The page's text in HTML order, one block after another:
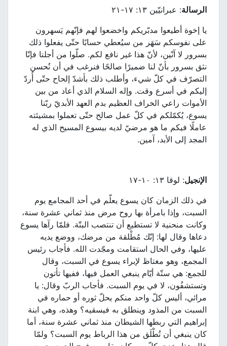
الرسالة: عبرانيّين ١٣: ١٧-٢١
يا إخوة أطيعوا مدبّريكم واخضعوا لهم فإنّهم يَسهرون
على نفوسكم سَهَر من سيُعطي حسابًا حتّى يفعلوا ذلك
بسرور لا آنّين، لأنّ هذا غير نافع لكم. صلّوا من أجلنا فإنّا
نثق بسرور بأنّ لنا ضميرًا صالحًا فنرغب في أن نُحسن
التصرّف في كلّ شيء، وأطلب ذلك بأشدّ إلحاح حتّى أُردّ
إليكم في أسرع وقت. وإله السلام الذي أعاد من بين
الأموات راعي الخراف العظيم بدم العهد الأبديّ ربّنا
يسوع، يُكمّلكم في كلّ عمل صالح حتّى تعملوا بمشيئته
عاملًا فيكم ما هو مرضيّ لديه بيسوع المسيح الذي له
المجد إلى الأبد، آمين.
الإنجيل: لوقا ١٣: ١٠-١٧
في ذلك الزمان كان يسوع يعلّم في أحد المجامع يوم
السبت، وإذا بامرأة بها روح مرض منذ ثماني عشرة سنة،
وكانت منحنية لا تستطيع أن تنتصب البتّة. فلمّا رآها يسوع
دعاها وقال لها: إنّك مُطْلقة من مرضك، ووضع يديه
عليها، وفي الحال استقامت ومجّدت الله. فأجاب رئيس
المجمع، وهو مغتاظ لإبراء يسوع في السبت، وقال
للجمع: هي ستّة أيّام ينبغي العمل فيها، ففيها تأتون
وتستشفُون، لا في يوم السبت. فأجاب الربّ وقال: يا
مرائي، أليس كلّ واحد منكم يحلّ ثوره أو حماره في
السبت من المذود وينطلق به فيسقيه؟ وهذه، وهي ابنة
إبراهيم التي ربطها الشيطان منذ ثماني عشرة سنة، أما
كان ينبغي أن تُطْلَق من هذا الرباط يوم السبت؟ ولمّا